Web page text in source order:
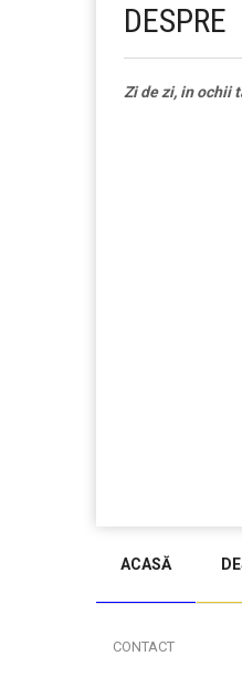
DESPRE
Zi de zi, in ochii
ACASĂ
CONTACT